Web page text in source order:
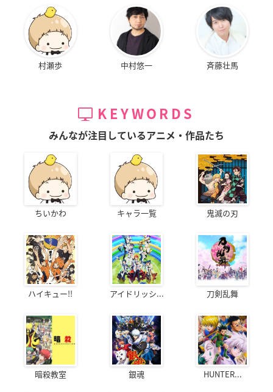
村瀬歩 中村悠一 斉藤壮馬
KEYWORDS
みんなが注目しているアニメ・作品たち
ちいかわ キャラ一覧 鬼滅の刃
ハイキュー!! アイドリッシ... 刀剣乱舞
暗殺教室 銀魂 HUNTER...